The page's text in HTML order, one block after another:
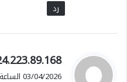
رد
ي
ق
03/04/2026 الساعة 19:25